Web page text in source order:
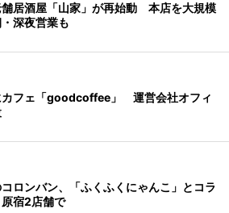
居酒屋「山家」が再始動 本店を大規模
深夜営業も
カフェ「goodcoffee」 運営会社オフィ
ロンバン、「ふくふくにゃんこ」とコラ
宿2店舗で